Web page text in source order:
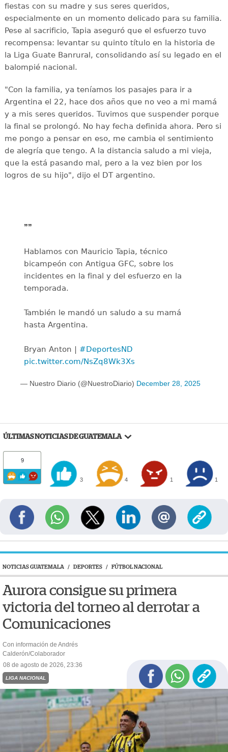
fiestas con su madre y sus seres queridos,
especialmente en un momento delicado para su familia.
Pese al sacrificio, Tapia aseguró que el esfuerzo tuvo
recompensa: levantar su quinto título en la historia de
la Liga Guate Banrural, consolidando así su legado en el
balompié nacional.
"Con la familia, ya teníamos los pasajes para ir a
Argentina el 22, hace dos años que no veo a mi mamá
y a mis seres queridos. Tuvimos que suspender porque
la final se prolongó. No hay fecha definida ahora. Pero si
me pongo a pensar en eso, me cambia el sentimiento
de alegría que tengo. A la distancia saludo a mi vieja,
que la está pasando mal, pero a la vez bien por los
logros de su hijo", dijo el DT argentino.
❞❞
Hablamos con Mauricio Tapia, técnico
bicampeón con Antigua GFC, sobre los
incidentes en la final y del esfuerzo en la
temporada.
También le mandó un saludo a su mamá
hasta Argentina.
Bryan Anton | #DeportesND
pic.twitter.com/NsZq8Wk3Xs
— Nuestro Diario (@NuestroDiario) December 28, 2025
ÚLTIMAS NOTICIAS DE GUATEMALA
9
3 4 1 1
NOTICIAS GUATEMALA / DEPORTES / FÚTBOL NACIONAL
Aurora consigue su primera
victoria del torneo al derrotar a
Comunicaciones
Con información de Andrés
Calderón/Colaborador
08 de agosto de 2026, 23:36
LIGA NACIONAL